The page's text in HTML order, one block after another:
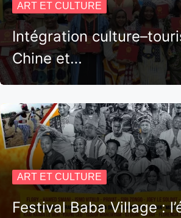
ART ET CULTURE
Intégration
Chine et…
ART ET CULTURE
Festival Baba Village :